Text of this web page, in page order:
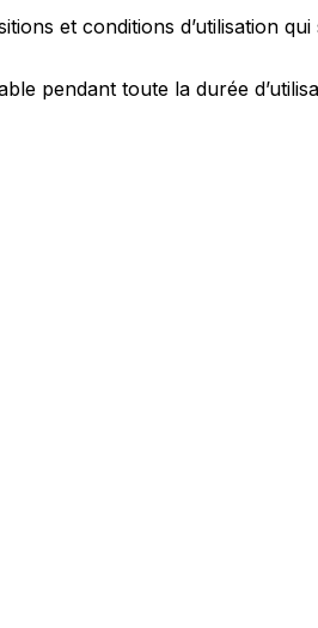
et conditions d’utilisation qui
pendant toute la durée